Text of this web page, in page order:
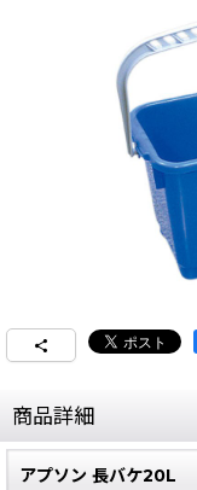
商品詳細
アプソン 長バケ20L